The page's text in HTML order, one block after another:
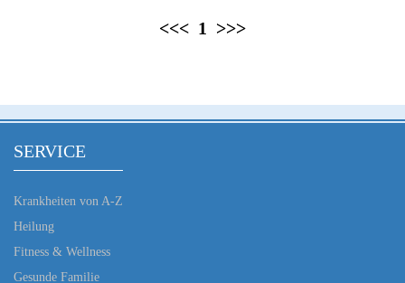
<<< 1 >>>
SERVICE
Krankheiten von A-Z
Heilung
Fitness & Wellness
Gesunde Familie